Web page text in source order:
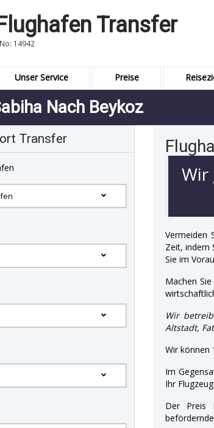
Flughafen Transfer
14942
Unser Service Preise
Nach Beykoz
Transfer
Wir
Vermeiden
Zeit, indem
Sie im
Machen
Wir
Altstadt,
Wir können
Im
Ihr
Der Preis